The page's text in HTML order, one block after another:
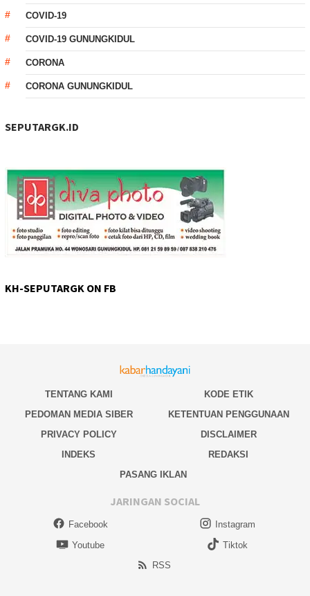
COVID-19
COVID-19 GUNUNGKIDUL
CORONA
CORONA GUNUNGKIDUL
SEPUTARGK.ID
KH-SEPUTARGK ON FB
TENTANG KAMI
KODE ETIK
PEDOMAN MEDIA SIBER
KETENTUAN PENGGUNAAN
PRIVACY POLICY
DISCLAIMER
INDEKS
REDAKSI
PASANG IKLAN
JARINGAN SOCIAL
Facebook
Instagram
Youtube
Tiktok
RSS